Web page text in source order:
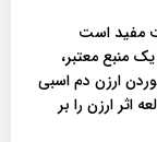
مفید است
منبع معتبر،
به دیابت نوع ۲ پس از خوردن ارزن دم اسبی
اثر ارزن را بر